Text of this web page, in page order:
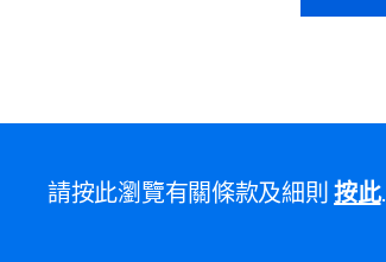
請按此瀏覽有關條款及細則按此.